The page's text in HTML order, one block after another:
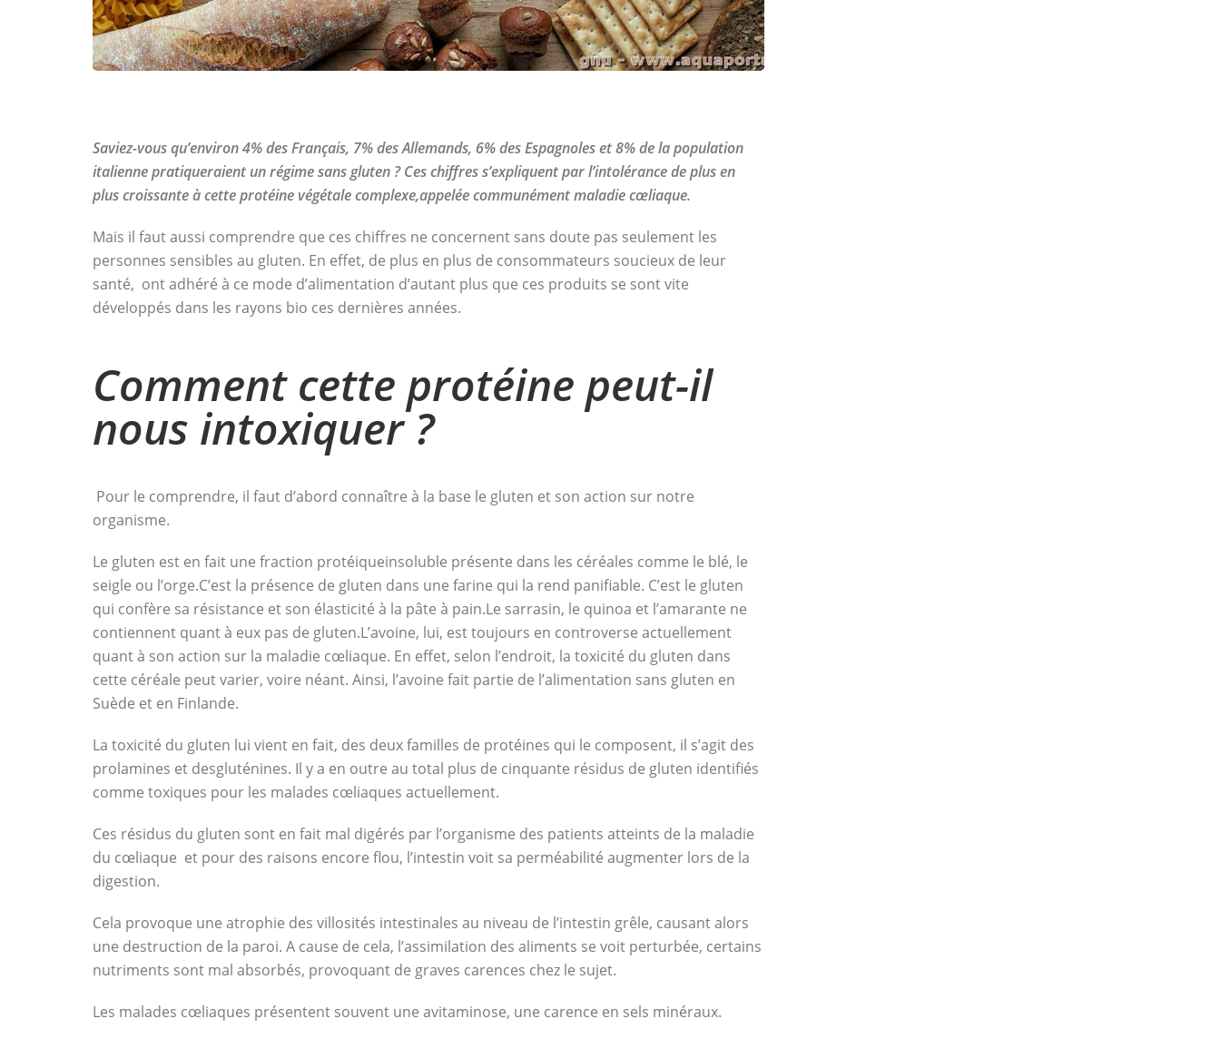
Saviez-vous qu’environ 4% des Français, 7% des Allemands, 6% des Espagnoles et 8% de la population
italienne pratiqueraient un régime sans gluten ? Ces chiffres s’expliquent par l’intolérance de plus en
plus croissante à cette protéine végétale complexe,appelée communément maladie cœliaque.
Mais il faut aussi comprendre que ces chiffres ne concernent sans doute pas seulement les
personnes sensibles au gluten. En effet, de plus en plus de consommateurs soucieux de leur
santé, ont adhéré à ce mode d’alimentation d’autant plus que ces produits se sont vite
développés dans les rayons bio ces dernières années.
Comment cette protéine peut-il
nous intoxiquer ?
Pour le comprendre, il faut d’abord connaître à la base le gluten et son action sur notre
organisme.
Le gluten est en fait une fraction protéiqueinsoluble présente dans les céréales comme le blé, le
seigle ou l’orge.C’est la présence de gluten dans une farine qui la rend panifiable. C’est le gluten
qui confère sa résistance et son élasticité à la pâte à pain.Le sarrasin, le quinoa et l’amarante ne
contiennent quant à eux pas de gluten.L’avoine, lui, est toujours en controverse actuellement
quant à son action sur la maladie cœliaque. En effet, selon l’endroit, la toxicité du gluten dans
cette céréale peut varier, voire néant. Ainsi, l’avoine fait partie de l’alimentation sans gluten en
Suède et en Finlande.
La toxicité du gluten lui vient en fait, des deux familles de protéines qui le composent, il s’agit des
prolamines et desgluténines. Il y a en outre au total plus de cinquante résidus de gluten identifiés
comme toxiques pour les malades cœliaques actuellement.
Ces résidus du gluten sont en fait mal digérés par l’organisme des patients atteints de la maladie
du cœliaque et pour des raisons encore flou, l’intestin voit sa perméabilité augmenter lors de la
digestion.
Cela provoque une atrophie des villosités intestinales au niveau de l’intestin grêle, causant alors
une destruction de la paroi. A cause de cela, l’assimilation des aliments se voit perturbée, certains
nutriments sont mal absorbés, provoquant de graves carences chez le sujet.
Les malades cœliaques présentent souvent une avitaminose, une carence en sels minéraux.